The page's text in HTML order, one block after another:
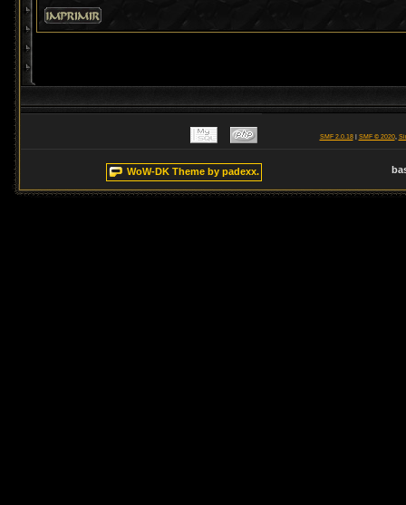
SMF 2.0.18| SMF © 2020,
WoW-DK Theme by padexx.